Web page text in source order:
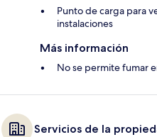
Punto de carga para
instalaciones
Más información
No se permite fumar
Servicios de la